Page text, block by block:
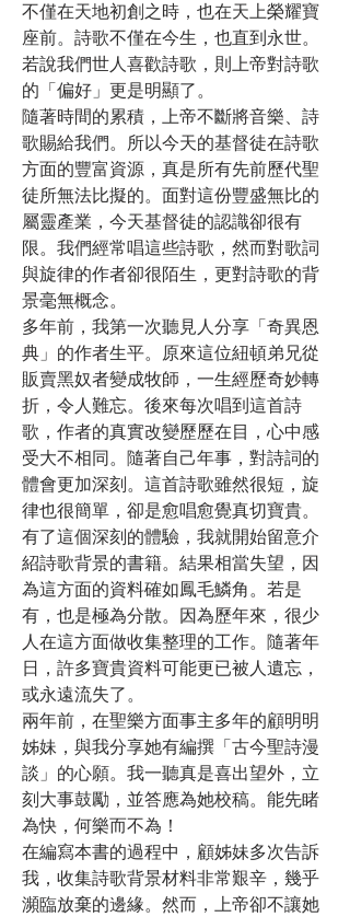
不僅在天地初創之時，也在天上榮耀寶
座前。詩歌不僅在今生，也直到永世。
若說我們世人喜歡詩歌，則上帝對詩歌
的「偏好」更是明顯了。
隨著時間的累積，上帝不斷將音樂、詩
歌賜給我們。所以今天的基督徒在詩歌
方面的豐富資源，真是所有先前歷代聖
徒所無法比擬的。面對這份豐盛無比的
屬靈產業，今天基督徒的認識卻很有
限。我們經常唱這些詩歌，然而對歌詞
與旋律的作者卻很陌生，更對詩歌的背
景毫無概念。
多年前，我第一次聽見人分享「奇異恩
典」的作者生平。原來這位紐頓弟兄從
販賣黑奴者變成牧師，一生經歷奇妙轉
折，令人難忘。後來每次唱到這首詩
歌，作者的真實改變歷歷在目，心中感
受大不相同。隨著自己年事，對詩詞的
體會更加深刻。這首詩歌雖然很短，旋
律也很簡單，卻是愈唱愈覺真切寶貴。
有了這個深刻的體驗，我就開始留意介
紹詩歌背景的書籍。結果相當失望，因
為這方面的資料確如鳳毛鱗角。若是
有，也是極為分散。因為歷年來，很少
人在這方面做收集整理的工作。隨著年
日，許多寶貴資料可能更已被人遺忘，
或永遠流失了。
兩年前，在聖樂方面事主多年的顧明明
姊妹，與我分享她有編撰「古今聖詩漫
談」的心願。我一聽真是喜出望外，立
刻大事鼓勵，並答應為她校稿。能先睹
為快，何樂而不為！
在編寫本書的過程中，顧姊妹多次告訴
我，收集詩歌背景材料非常艱辛，幾乎
瀕臨放棄的邊緣。然而，上帝卻不讓她